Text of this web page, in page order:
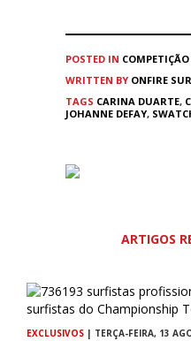
POSTED IN COMPETIÇÃO
WRITTEN BY ONFIRE
TAGS CARINA DUARTE,
JOHANNE DEFAY,
ARTIGOS
EXCLUSIVOS | TERÇA-FEIRA, 13